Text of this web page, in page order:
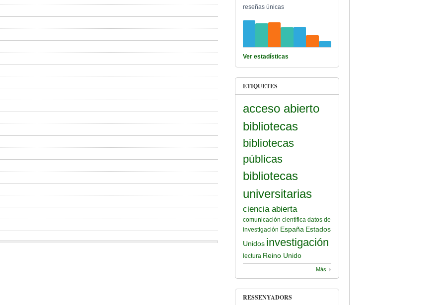
reseñas únicas
Ver estadísticas
ETIQUETES
acceso abierto
bibliotecas
bibliotecas
públicas
bibliotecas
universitarias
ciencia abierta
comunicación científica datos de
investigación España Estados
Unidos investigación
lectura Reino Unido
Más
RESSENYADORS